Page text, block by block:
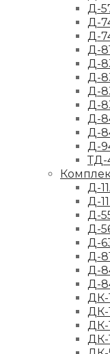
Д-
Д-
Д-
Д-
Д-
Д-
Д-
Д-
Д-
Д-
Д-
ТД-
Д-
Д-
Д-
Д-
Д-
Д-
Д-
Д-
ДК-
ДК-
ДК-
ДК-